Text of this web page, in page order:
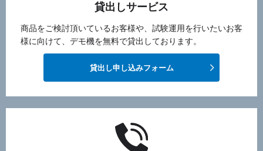
貸出しサービス
商品をご検討頂いているお客様や、試験運用を行いたいお客
様に向けて、デモ機を無料で貸出しております。
貸出し申し込みフォーム